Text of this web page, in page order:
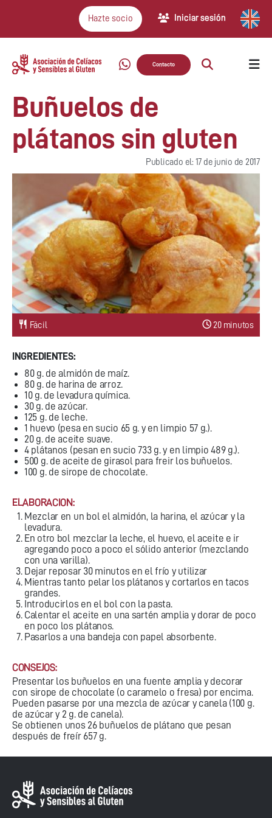
Hazte socio Iniciar sesión
Contacto
Buñuelos de
plátanos sin gluten
Publicado el: 17 de junio de 2017
Fácil 20 minutos
INGREDIENTES:
80 g. de almidón de maíz.
80 g. de harina de arroz.
10 g. de levadura química.
30 g. de azúcar.
125 g. de leche.
1 huevo (pesa en sucio 65 g. y en limpio 57 g.).
20 g. de aceite suave.
4 plátanos (pesan en sucio 733 g. y en limpio 489 g.).
500 g. de aceite de girasol para freir los buñuelos.
100 g. de sirope de chocolate.
ELABORACION:
Mezclar en un bol el almidón, la harina, el azúcar y la
levadura.
En otro bol mezclar la leche, el huevo, el aceite e ir
agregando poco a poco el sólido anterior (mezclando
con una varilla).
Dejar reposar 30 minutos en el frío y utilizar
Mientras tanto pelar los plátanos y cortarlos en tacos
grandes.
Introducirlos en el bol con la pasta.
Calentar el aceite en una sartén amplia y dorar de poco
en poco los plátanos.
Pasarlos a una bandeja con papel absorbente.
CONSEJOS:
Presentar los buñuelos en una fuente amplia y decorar
con sirope de chocolate (o caramelo o fresa) por encima.
Pueden pasarse por una mezcla de azúcar y canela (100 g.
de azúcar y 2 g. de canela).
Se obtienen unos 26 buñuelos de plátano que pesan
después de freír 657 g.